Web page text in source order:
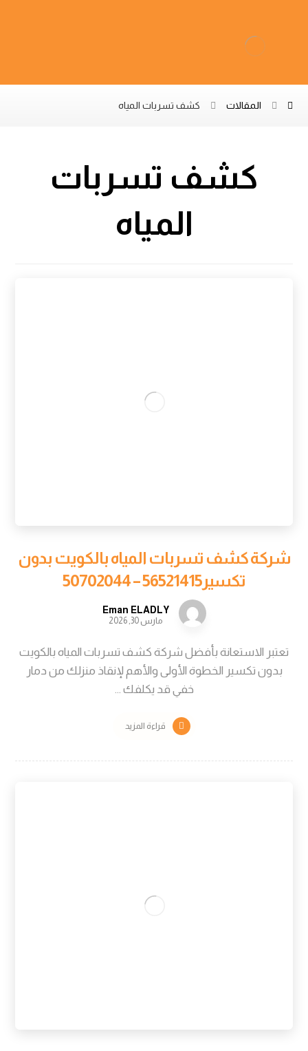
المقالات كشف تسربات المياه
كشف تسربات
المياه
شركة كشف تسربات المياه بالكويت بدون
تكسير56521415 – 50702044
Eman ELADLY
مارس 30, 2026
تعتبر الاستعانة بأفضل شركة كشف تسربات المياه بالكويت
بدون تكسير الخطوة الأولى والأهم لإنقاذ منزلك من دمار
خفي قد يكلفك ...
قراءة المزيد